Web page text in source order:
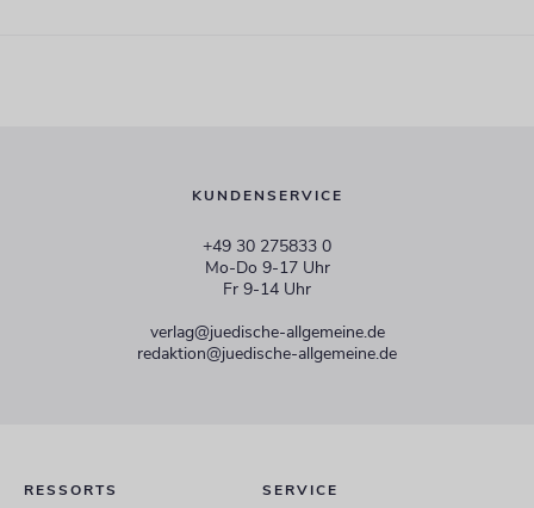
KUNDENSERVICE
+49 30 275833 0
Mo-Do 9-17 Uhr
Fr 9-14 Uhr
verlag@juedische-allgemeine.de
redaktion@juedische-allgemeine.de
RESSORTS SERVICE